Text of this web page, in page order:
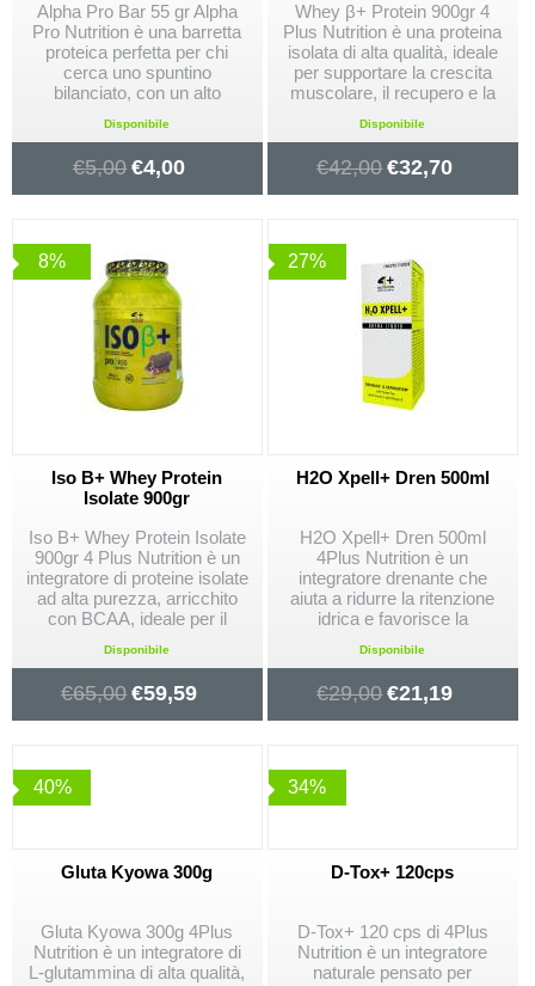
Alpha Pro Bar 55 gr Alpha
Pro Nutrition è una barretta
proteica perfetta per chi
cerca uno spuntino
bilanciato, con un alto
basso apporto di zuccheri,
muscolare e soddisfare la
fame.
Disponibile
€5,00 €4,00
Whey β+ Protein 900gr 4
Plus Nutrition è una proteina
isolata di alta qualità, ideale
per supportare la crescita
muscolare, il recupero e la
contenuto di BCAA e rapida
Disponibile
€42,00 €32,70
8%
Iso B+ Whey Protein
Isolate 900gr
Iso B+ Whey Protein Isolate
900gr 4 Plus Nutrition è un
integratore di proteine isolate
ad alta purezza, arricchito
con BCAA, ideale per il
definizione. A basso
grassi, si assorbe
rapidamente per risultati
Disponibile
€65,00 €59,59
27%
H2O Xpell+ Dren 500ml
H2O Xpell+ Dren 500ml
4Plus Nutrition è un
integratore drenante che
aiuta a ridurre la ritenzione
idrica e favorisce la
Formulato con estratti
circolazione e la definizione
muscolare. Perfetto per chi
Disponibile
€29,00 €21,19
40%
Gluta Kyowa 300g
Gluta Kyowa 300g 4Plus
Nutrition è un integratore di
L-glutammina di alta qualità,
34%
D-Tox+ 120cps
D-Tox+ 120 cps di 4Plus
Nutrition è un integratore
naturale pensato per